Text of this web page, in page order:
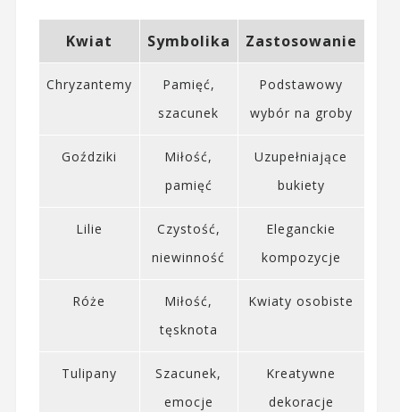
Kwiat Symbolika Zastosowanie
Chryzantemy
Pamięć,
szacunek
Podstawowy
wybór na groby
Goździki
Miłość,
pamięć
Uzupełniające
bukiety
Lilie
Czystość,
niewinność
Eleganckie
kompozycje
Róże
Miłość,
tęsknota
Kwiaty osobiste
Tulipany
Szacunek,
emocje
Kreatywne
dekoracje